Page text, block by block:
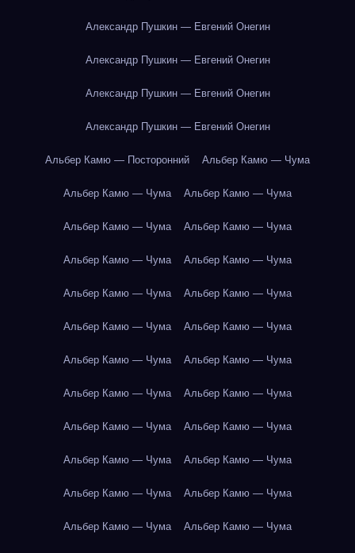
Александр Пушкин — Евгений Онегин
Александр Пушкин — Евгений Онегин
Александр Пушкин — Евгений Онегин
Александр Пушкин — Евгений Онегин
Альбер Камю — Посторонний Альбер Камю — Чума
Альбер Камю — Чума Альбер Камю — Чума
Альбер Камю — Чума Альбер Камю — Чума
Альбер Камю — Чума Альбер Камю — Чума
Альбер Камю — Чума Альбер Камю — Чума
Альбер Камю — Чума Альбер Камю — Чума
Альбер Камю — Чума Альбер Камю — Чума
Альбер Камю — Чума Альбер Камю — Чума
Альбер Камю — Чума Альбер Камю — Чума
Альбер Камю — Чума Альбер Камю — Чума
Альбер Камю — Чума Альбер Камю — Чума
Альбер Камю — Чума Альбер Камю — Чума